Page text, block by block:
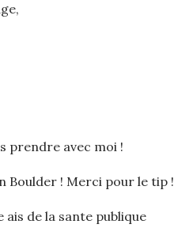
prendre avec moi !
Boulder ! Merci pour le tip !
ais de la sante publique